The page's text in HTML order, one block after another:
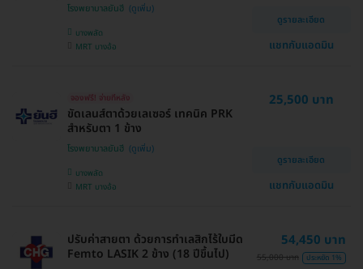
โรงพยาบาลยันฮี
บางพลัด
MRT บางอ้อ
ดูรายละเอียด
แชทกับแอดมิน
จองฟรี! จ่ายทีหลัง
ขัดเลนส์ตาด้วยเลเซอร์ เทคนิค PRK
สำหรับตา 1 ข้าง
โรงพยาบาลยันฮี
บางพลัด
MRT บางอ้อ
25,500 บาท
ดูรายละเอียด
แชทกับแอดมิน
ปรับค่าสายตา ด้วยการทำเลสิกไร้ใบมีด
Femto LASIK 2 ข้าง (18 ปีขึ้นไป)
54,450 บาท
55,000 บาท ประหยัด 1%